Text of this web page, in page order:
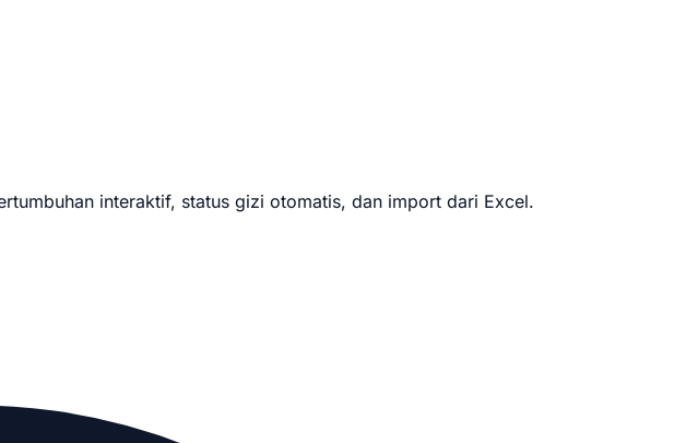
interaktif, status gizi otomatis, dan import dari Excel.